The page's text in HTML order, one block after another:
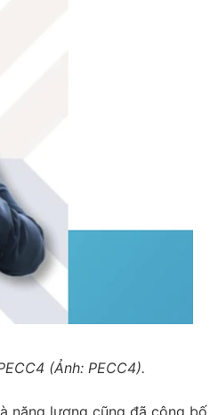
(Ảnh: PECC4).
năng lượng cũng đã công bố